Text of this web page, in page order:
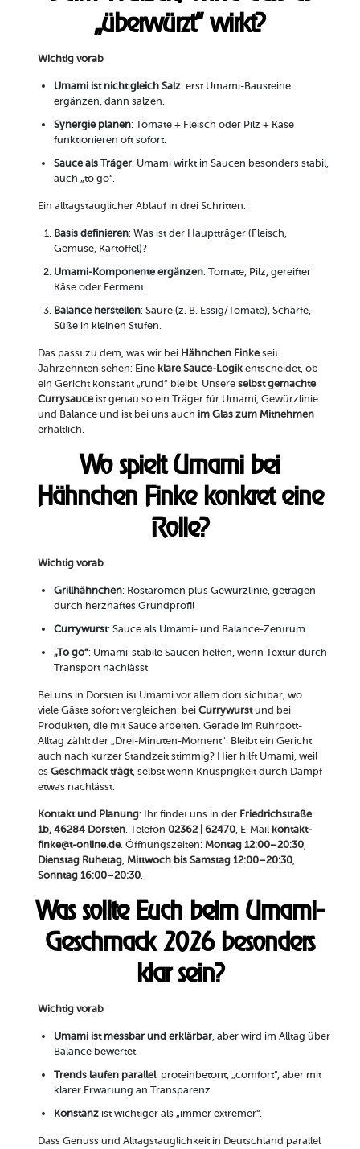
„überwürzt“ wirkt?
Wichtig vorab
Umami ist nicht gleich Salz: erst Umami-Bausteine
ergänzen, dann salzen.
Synergie planen: Tomate + Fleisch oder Pilz + Käse
funktionieren oft sofort.
Sauce als Träger: Umami wirkt in Saucen besonders stabil,
auch „to go“.
Ein alltagstauglicher Ablauf in drei Schritten:
Basis definieren: Was ist der Hauptträger (Fleisch,
Gemüse, Kartoffel)?
Umami-Komponente ergänzen: Tomate, Pilz, gereifter
Käse oder Ferment.
Balance herstellen: Säure (z. B. Essig/Tomate), Schärfe,
Süße in kleinen Stufen.
Das passt zu dem, was wir bei Hähnchen Finkeseit
Jahrzehnten sehen: Eine klare Sauce-Logikentscheidet, ob
ein Gericht konstant „rund“ bleibt. Unsere selbst gemachte
Currysauceist genau so ein Träger für Umami, Gewürzlinie
und Balance und ist bei uns auch im Glas zum Mitnehmen
erhältlich.
Wo spielt Umami bei
Hähnchen Finke konkret eine
Rolle?
Wichtig vorab
Grillhähnchen: Röstaromen plus Gewürzlinie, getragen
durch herzhaftes Grundprofil
Currywurst: Sauce als Umami- und Balance-Zentrum
„To go“: Umami-stabile Saucen helfen, wenn Textur durch
Transport nachlässt
Bei uns in Dorsten ist Umami vor allem dort sichtbar, wo
viele Gäste sofort vergleichen: bei Currywurstund bei
Produkten, die mit Sauce arbeiten. Gerade im Ruhrpott-
Alltag zählt der „Drei-Minuten-Moment“: Bleibt ein Gericht
auch nach kurzer Standzeit stimmig? Hier hilft Umami, weil
es Geschmack trägt, selbst wenn Knusprigkeit durch Dampf
etwas nachlässt.
Kontakt und Planung: Ihr findet uns in der Friedrichstraße
1b, 46284 Dorsten. Telefon 02362 | 62470, E-Mail kontakt-
finke@t-online.de. Öffnungszeiten: Montag 12:00–20:30,
Dienstag Ruhetag, Mittwoch bis Samstag 12:00–20:30,
Sonntag 16:00–20:30.
Was sollte Euch beim Umami-
Geschmack 2026 besonders
klar sein?
Wichtig vorab
Umami ist messbar und erklärbar, aber wird im Alltag über
Balance bewertet.
Trends laufen parallel: proteinbetont, „comfort“, aber mit
klarer Erwartung an Transparenz.
Konstanzist wichtiger als „immer extremer“.
Dass Genuss und Alltagstauglichkeit in Deutschland parallel